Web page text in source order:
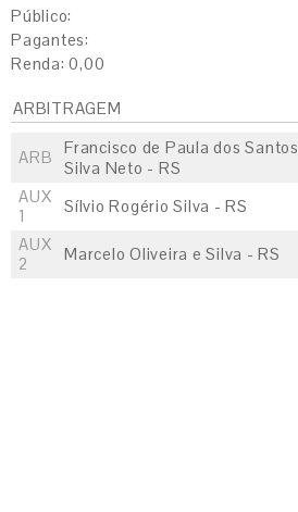
Público:
Pagantes:
Renda: 0,00
ARBITRAGEM
ARB
Francisco de Paula dos Santos
Silva Neto - RS
AUX
1
Sílvio Rogério Silva - RS
AUX
2
Marcelo Oliveira e Silva - RS